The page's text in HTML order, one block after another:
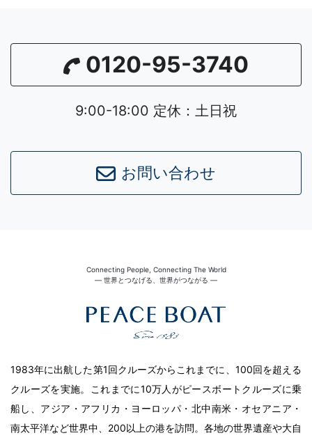
0120-95-3740
9:00-18:00 定休：土日祝
お問い合わせ
Connecting People, Connecting The World
― 世界とつなげる、世界がつながる ―
1983年に出航した第1回クルーズからこれまでに、100回を超える
クルーズを実施。これまでに10万人がピースボートクルーズに乗
船し、アジア・アフリカ・ヨーロッパ・北中南米・オセアニア・
南太平洋など世界中、200以上の港を訪問。各地の世界遺産や大自